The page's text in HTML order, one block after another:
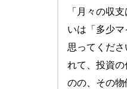
「月々の収
いは「多少
思ってくだ
れて、投資
のの、その